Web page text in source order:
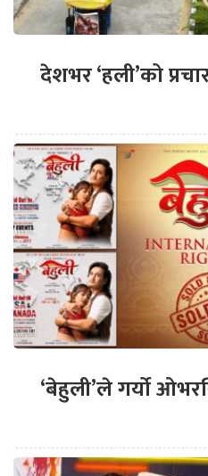
देशभर ‘हली’को
‘बेहुली’ले गर्यो